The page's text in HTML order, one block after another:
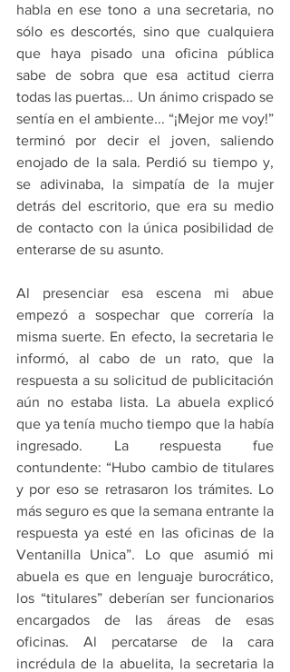
habla en ese tono a una secretaria, no
sólo es descortés, sino que cualquiera
que haya pisado una oficina pública
sabe de sobra que esa actitud cierra
todas las puertas... Un ánimo crispado se
sentía en el ambiente... “¡Mejor me voy!”
terminó por decir el joven, saliendo
enojado de la sala. Perdió su tiempo y,
se adivinaba, la simpatía de la mujer
detrás del escritorio, que era su medio
de contacto con la única posibilidad de
enterarse de su asunto.
Al presenciar esa escena mi abue
empezó a sospechar que correría la
misma suerte. En efecto, la secretaria le
informó, al cabo de un rato, que la
respuesta a su solicitud de publicitación
aún no estaba lista. La abuela explicó
que ya tenía mucho tiempo que la había
ingresado. La respuesta fue
contundente: “Hubo cambio de titulares
y por eso se retrasaron los trámites. Lo
más seguro es que la semana entrante la
respuesta ya esté en las oficinas de la
Ventanilla Unica”. Lo que asumió mi
abuela es que en lenguaje burocrático,
los “titulares” deberían ser funcionarios
encargados de las áreas de esas
oficinas. Al percatarse de la cara
incrédula de la abuelita, la secretaria la